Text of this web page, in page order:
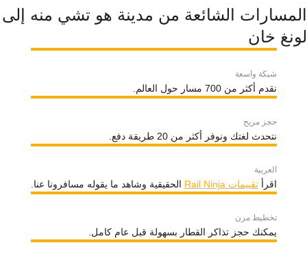
المسارات الشائعة من مدينة هو تشي منه إلى
لونغ خان
شبكة واسعة
نقدم أكثر من 700 مسار حول العالم.
حجز مريح
نتحدث لغتك ونوفر أكثر من 20 طريقة دفع.
العربية
اقرأتقييمات Rail Ninja الحقيقية وشاهد ما يقوله مسافرونا عنا.
تخطيط مرن
يمكنك حجز تذاكر القطار بسهولة قبل عام كامل.